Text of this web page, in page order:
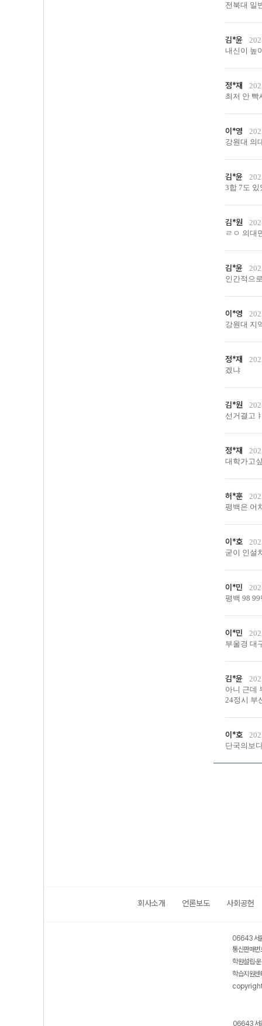
전북대 일
김*윤
내신이 높
정*재
최저 안 빡
이*영
강원대 의
김*윤
3합 7도 있
김*원
ㄹㅇ 의대
김*윤
인간적으
이*영
강원대 지
정*재
겠냐
김*원
선거결고
정*재
대학가고
허*훈
평백은 어
이*호
굳이 인설
이*민
평백 98
이*민
부울경 대
김*윤
아니 근데
24정시 부
이*호
단국의보
회사소개 언론보도 사회공헌
06643 서
통신판매
학원설립·
학습지원
06643 서